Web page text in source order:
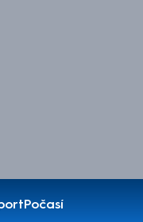
Počasí